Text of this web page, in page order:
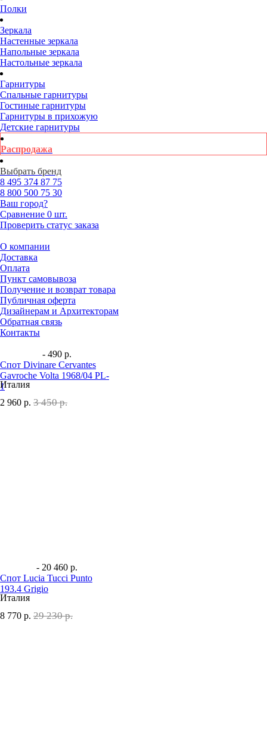
Полки
Зеркала
Настенные зеркала
Напольные зеркала
Настольные зеркала
Гарнитуры
Спальные гарнитуры
Гостиные гарнитуры
Гарнитуры в прихожую
Детские гарнитуры
Распродажа
Выбрать бренд
8 495 374 87 75
8 800 500 75 30
Ваш город?
Сравнение 0 шт.
Проверить статус заказа
О компании
Доставка
Оплата
Пункт самовывоза
Получение и возврат товара
Публичная оферта
Дизайнерам и Архитекторам
Обратная связь
Контакты
- 490 р.
Спот Divinare Cervantes
Gavroche Volta 1968/04 PL-
1
Италия
2 960 р. 3 450 р.
- 20 460 р.
Спот Lucia Tucci Punto
193.4 Grigio
Италия
8 770 р. 29 230 р.